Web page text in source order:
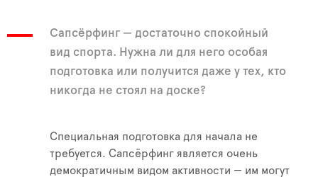
Сапсёрфинг — достаточно спокойный
вид спорта. Нужна ли для него особая
подготовка или получится даже у тех, кто
никогда не стоял на доске?
Специальная подготовка для начала не
требуется. Сапсёрфинг является очень
демократичным видом активности — им могут